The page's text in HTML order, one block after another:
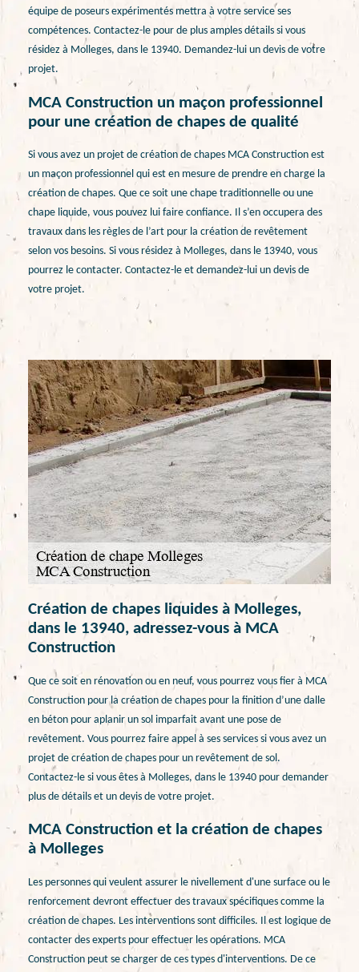
équipe de poseurs expérimentés mettra à votre service ses
compétences. Contactez-le pour de plus amples détails si vous
résidez à Molleges, dans le 13940. Demandez-lui un devis de votre
projet.
MCA Construction un maçon professionnel
pour une création de chapes de qualité
Si vous avez un projet de création de chapes MCA Construction est
un maçon professionnel qui est en mesure de prendre en charge la
création de chapes. Que ce soit une chape traditionnelle ou une
chape liquide, vous pouvez lui faire confiance. Il s’en occupera des
travaux dans les règles de l’art pour la création de revêtement
selon vos besoins. Si vous résidez à Molleges, dans le 13940, vous
pourrez le contacter. Contactez-le et demandez-lui un devis de
votre projet.
Création de chapes liquides à Molleges,
dans le 13940, adressez-vous à MCA
Construction
Que ce soit en rénovation ou en neuf, vous pourrez vous fier à MCA
Construction pour la création de chapes pour la finition d’une dalle
en béton pour aplanir un sol imparfait avant une pose de
revêtement. Vous pourrez faire appel à ses services si vous avez un
projet de création de chapes pour un revêtement de sol.
Contactez-le si vous êtes à Molleges, dans le 13940 pour demander
plus de détails et un devis de votre projet.
MCA Construction et la création de chapes
à Molleges
Les personnes qui veulent assurer le nivellement d'une surface ou le
renforcement devront effectuer des travaux spécifiques comme la
création de chapes. Les interventions sont difficiles. Il est logique de
contacter des experts pour effectuer les opérations. MCA
Construction peut se charger de ces types d'interventions. De ce